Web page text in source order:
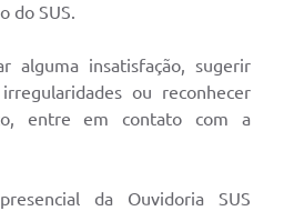
do SUS.
alguma insatisfação, sugerir
ou reconhecer
entre em contato com a
da Ouvidoria SUS